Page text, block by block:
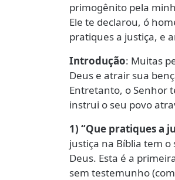
primogênito pela
Ele te declarou, ó
pratiques a justiça, e
Introdução: Muitas
Deus e atrair sua
Entretanto, o Senhor
instrui o seu povo
1) “Que pratiques a
justiça na Bíblia tem
Deus. Esta é a
sem testemunho